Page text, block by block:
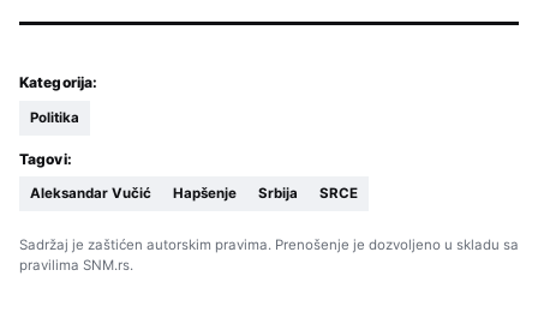
Kategorija:
Politika
Tagovi:
Aleksandar Vučić Hapšenje Srbija SRCE
Sadržaj je zaštićen autorskim pravima. Prenošenje je dozvoljeno u skladu sa
pravilima SNM.rs.